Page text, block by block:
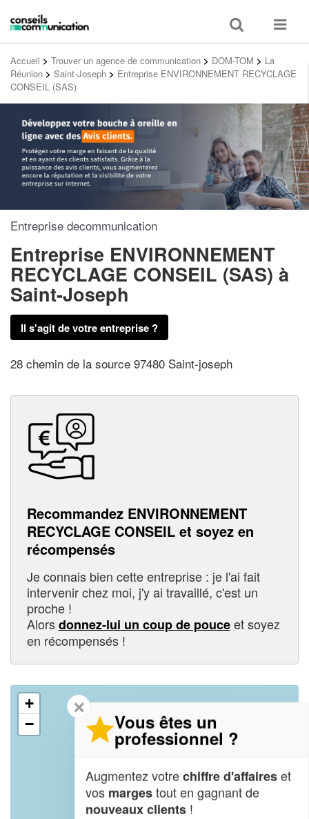
Toggle
search
Toggle
Accueil > Trouver un agence de communication > DOM-TOM > La
Réunion > Saint-Joseph > Entreprise ENVIRONNEMENT RECYCLAGE
CONSEIL (SAS)
Entreprise decommunication
Entreprise ENVIRONNEMENT
RECYCLAGE CONSEIL (SAS) à
Saint-Joseph
Il s'agit de votre entreprise ?
28 chemin de la source 97480 Saint-joseph
Recommandez ENVIRONNEMENT
RECYCLAGE CONSEIL et soyez en
récompensés
Je connais bien cette entreprise : je l'ai fait
intervenir chez moi, j'y ai travaillé, c'est un
proche !
Alorsdonnez-lui un coup de pouceet soyez
en récompensés !
+
−
✕
Vous êtes un
professionnel ?
Augmentez votrechiffre d'affaireset
vos margestout en gagnant de
nouveaux clients !